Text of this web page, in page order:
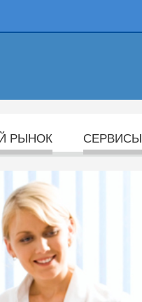
РЫНОК СЕРВИСЫ